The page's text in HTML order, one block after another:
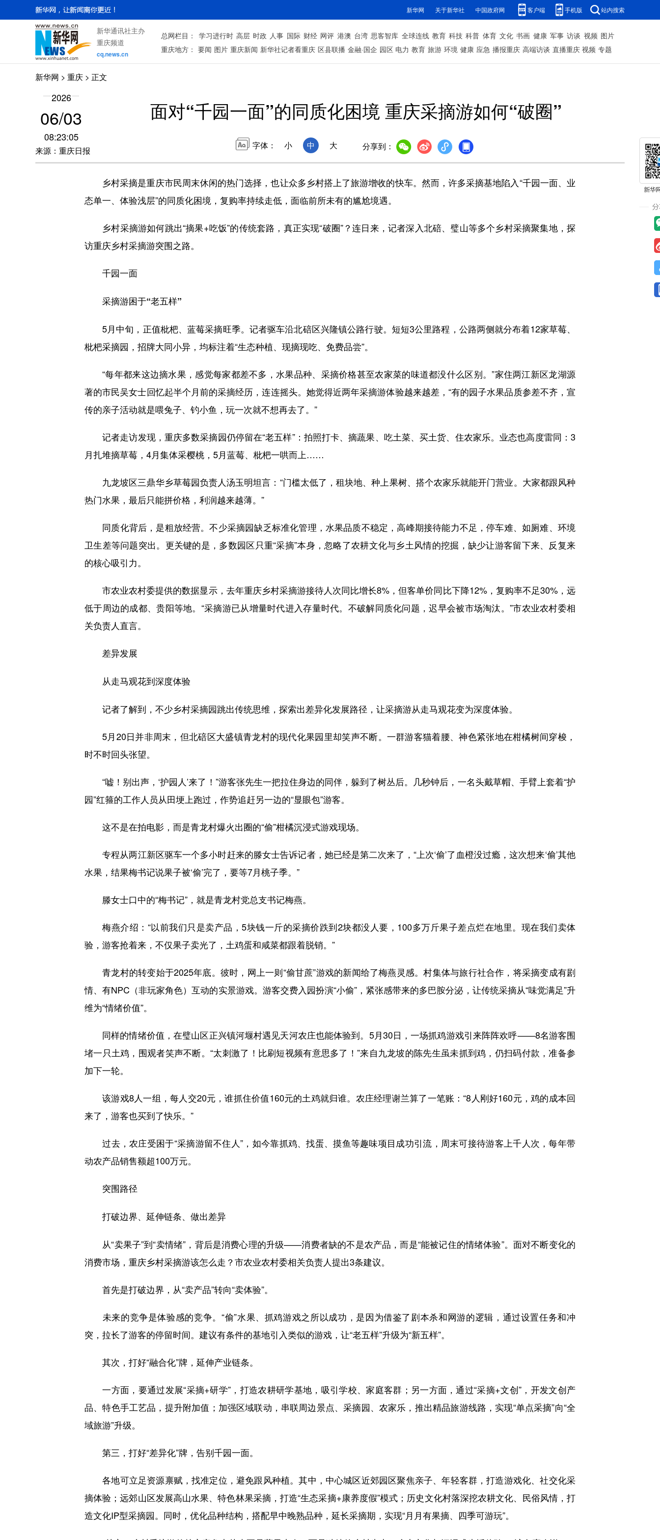
新华网 关于新华社 中国政府网 客户端 手机版 站内搜索
新华通讯社主办
重庆频道
cq.news.cn
总网栏目： 学习进行时 高层 时政 人事 国际 财经 网评 港澳 台湾 思客智库 全球连线 教育 科技 科普 体育 文化 书画 健康 军事 访谈 视频 图片
重庆地方： 要闻 图片 重庆新闻 新华社记者看重庆 区县联播 金融·国企 园区 电力 教育 旅游 环境 健康 应急 播报重庆 高端访谈 直播重庆 视频 专题
新华网 > 重庆 > 正文
2026
06/03
08:23:05
来源：重庆日报
面对“千园一面”的同质化困境 重庆采摘游如何“破圈”
字体： 小 中 大 分享到：
乡村采摘是重庆市民周末休闲的热门选择，也让众多乡村搭上了旅游增收的快车。然而，许多采摘基地陷入“千园一面、业
态单一、体验浅层”的同质化困境，复购率持续走低，面临前所未有的尴尬境遇。
乡村采摘游如何跳出“摘果+吃饭”的传统套路，真正实现“破圈”？连日来，记者深入北碚、璧山等多个乡村采摘聚集地，探
访重庆乡村采摘游突围之路。
千园一面
采摘游困于“老五样”
5月中旬，正值枇杷、蓝莓采摘旺季。记者驱车沿北碚区兴隆镇公路行驶。短短3公里路程，公路两侧就分布着12家草莓、
枇杷采摘园，招牌大同小异，均标注着“生态种植、现摘现吃、免费品尝”。
“每年都来这边摘水果，感觉每家都差不多，水果品种、采摘价格甚至农家菜的味道都没什么区别。”家住两江新区龙湖源
著的市民吴女士回忆起半个月前的采摘经历，连连摇头。她觉得近两年采摘游体验越来越差，“有的园子水果品质参差不齐，宣
传的亲子活动就是喂兔子、钓小鱼，玩一次就不想再去了。”
记者走访发现，重庆多数采摘园仍停留在“老五样”：拍照打卡、摘蔬果、吃土菜、买土货、住农家乐。业态也高度雷同：3
月扎堆摘草莓，4月集体采樱桃，5月蓝莓、枇杷一哄而上……
九龙坡区三鼎华乡草莓园负责人汤玉明坦言：“门槛太低了，租块地、种上果树、搭个农家乐就能开门营业。大家都跟风种
热门水果，最后只能拼价格，利润越来越薄。”
同质化背后，是粗放经营。不少采摘园缺乏标准化管理，水果品质不稳定，高峰期接待能力不足，停车难、如厕难、环境
卫生差等问题突出。更关键的是，多数园区只重“采摘”本身，忽略了农耕文化与乡土风情的挖掘，缺少让游客留下来、反复来
的核心吸引力。
市农业农村委提供的数据显示，去年重庆乡村采摘游接待人次同比增长8%，但客单价同比下降12%，复购率不足30%，远
低于周边的成都、贵阳等地。“采摘游已从增量时代进入存量时代。不破解同质化问题，迟早会被市场淘汰。”市农业农村委相
关负责人直言。
差异发展
从走马观花到深度体验
记者了解到，不少乡村采摘园跳出传统思维，探索出差异化发展路径，让采摘游从走马观花变为深度体验。
5月20日并非周末，但北碚区大盛镇青龙村的现代化果园里却笑声不断。一群游客猫着腰、神色紧张地在柑橘树间穿梭，
时不时回头张望。
“嘘！别出声，‘护园人’来了！”游客张先生一把拉住身边的同伴，躲到了树丛后。几秒钟后，一名头戴草帽、手臂上套着“护
园”红箍的工作人员从田埂上跑过，作势追赶另一边的“显眼包”游客。
这不是在拍电影，而是青龙村爆火出圈的“偷”柑橘沉浸式游戏现场。
专程从两江新区驱车一个多小时赶来的滕女士告诉记者，她已经是第二次来了，“上次‘偷’了血橙没过瘾，这次想来‘偷’其他
水果，结果梅书记说果子被‘偷’完了，要等7月桃子季。”
滕女士口中的“梅书记”，就是青龙村党总支书记梅燕。
梅燕介绍：“以前我们只是卖产品，5块钱一斤的采摘价跌到2块都没人要，100多万斤果子差点烂在地里。现在我们卖体
验，游客抢着来，不仅果子卖光了，土鸡蛋和咸菜都跟着脱销。”
青龙村的转变始于2025年底。彼时，网上一则“偷甘蔗”游戏的新闻给了梅燕灵感。村集体与旅行社合作，将采摘变成有剧
情、有NPC（非玩家角色）互动的实景游戏。游客交费入园扮演“小偷”，紧张感带来的多巴胺分泌，让传统采摘从“味觉满足”升
维为“情绪价值”。
同样的情绪价值，在璧山区正兴镇河堰村遇见天河农庄也能体验到。5月30日，一场抓鸡游戏引来阵阵欢呼——8名游客围
堵一只土鸡，围观者笑声不断。“太刺激了！比刷短视频有意思多了！”来自九龙坡的陈先生虽未抓到鸡，仍扫码付款，准备参
加下一轮。
该游戏8人一组，每人交20元，谁抓住价值160元的土鸡就归谁。农庄经理谢兰算了一笔账：“8人刚好160元，鸡的成本回
来了，游客也买到了快乐。”
过去，农庄受困于“采摘游留不住人”，如今靠抓鸡、找蛋、摸鱼等趣味项目成功引流，周末可接待游客上千人次，每年带
动农产品销售额超100万元。
突围路径
打破边界、延伸链条、做出差异
从“卖果子”到“卖情绪”，背后是消费心理的升级——消费者缺的不是农产品，而是“能被记住的情绪体验”。面对不断变化的
消费市场，重庆乡村采摘游该怎么走？市农业农村委相关负责人提出3条建议。
首先是打破边界，从“卖产品”转向“卖体验”。
未来的竞争是体验感的竞争。“偷”水果、抓鸡游戏之所以成功，是因为借鉴了剧本杀和网游的逻辑，通过设置任务和冲
突，拉长了游客的停留时间。建议有条件的基地引入类似的游戏，让“老五样”升级为“新五样”。
其次，打好“融合化”牌，延伸产业链条。
一方面，要通过发展“采摘+研学”，打造农耕研学基地，吸引学校、家庭客群；另一方面，通过“采摘+文创”，开发文创产
品、特色手工艺品，提升附加值；加强区域联动，串联周边景点、采摘园、农家乐，推出精品旅游线路，实现“单点采摘”向“全
域旅游”升级。
第三，打好“差异化”牌，告别千园一面。
各地可立足资源禀赋，找准定位，避免跟风种植。其中，中心城区近郊园区聚焦亲子、年轻客群，打造游戏化、社交化采
摘体验；远郊山区发展高山水果、特色林果采摘，打造“生态采摘+康养度假”模式；历史文化村落深挖农耕文化、民俗风情，打
造文化IP型采摘园。同时，优化品种结构，搭配早中晚熟品种，延长采摘期，实现“月月有果摘、四季可游玩”。